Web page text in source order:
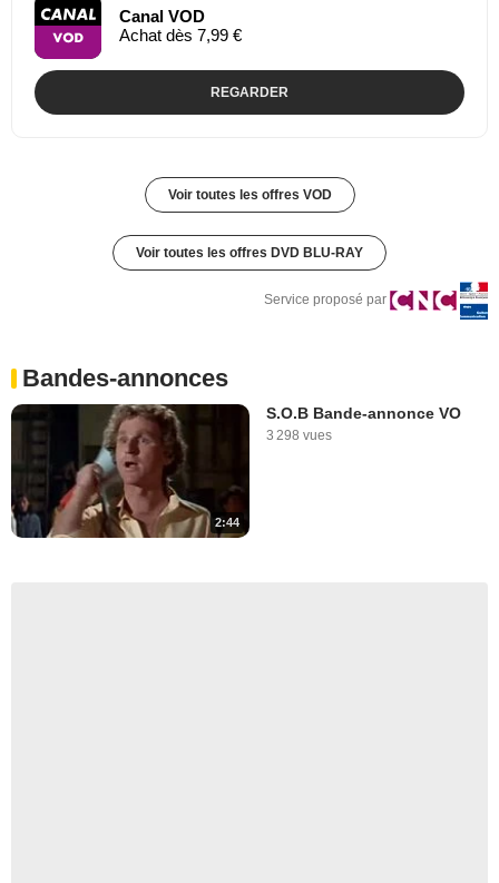
Canal VOD
Achat dès 7,99 €
REGARDER
Voir toutes les offres VOD
Voir toutes les offres DVD BLU-RAY
Service proposé par
Bandes-annonces
2:44
S.O.B Bande-annonce VO
3 298 vues